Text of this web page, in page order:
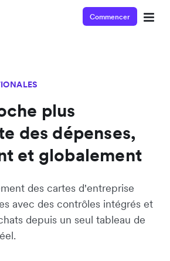
Commencer
plus
des dépenses,
et globalement
des cartes d'entreprise
avec des contrôles intégrés et
depuis un seul tableau de